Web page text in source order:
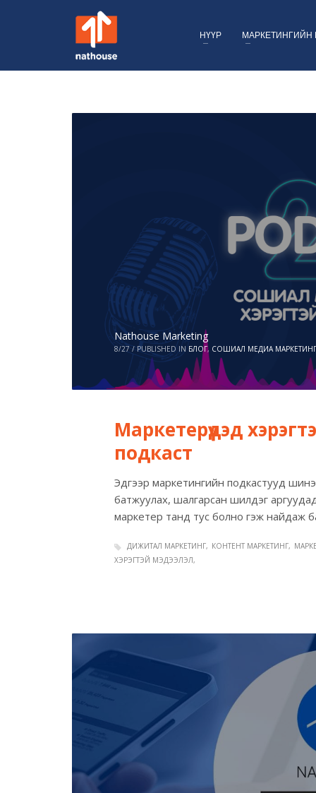
НҮҮР МАРКЕТИНГИЙН
Nathouse Marketing
8/27 / PUBLISHED IN БЛОГ, СОШИАЛ МЕДИА МАРКЕТИНГ
Маркетерүүдэд
подкаст
Эдгээр маркетингийн подкастууд
батжуулах, шалгарсан шилдэг
маркетер танд тус болно гэж найдаж
ДИЖИТАЛ МАРКЕТИНГ КОНТЕНТ МАРКЕТИНГ
ХЭРЭГТЭЙ МЭДЭЭЛЭЛ